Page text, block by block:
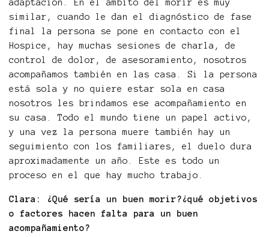
adaptación. En el ámbito del morir es muy
similar, cuando le dan el diagnóstico de fase
final la persona se pone en contacto con el
Hospice, hay muchas sesiones de charla, de
control de dolor, de asesoramiento, nosotros
acompañamos también en las casa. Si la persona
está sola y no quiere estar sola en casa
nosotros les brindamos ese acompañamiento en
su casa. Todo el mundo tiene un papel activo,
y una vez la persona muere también hay un
seguimiento con los familiares, el duelo dura
aproximadamente un año. Este es todo un
proceso en el que hay mucho trabajo.
Clara: ¿Qué sería un buen morir?¿qué objetivos
o factores hacen falta para un buen
acompañamiento?